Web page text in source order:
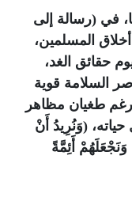
في (رسالة إلى
المسلمين،
حقائق الغد،
السلامة قوية
طغيان مظاهر
(وَنُرِيدُ أَنْ
أَئِمَّةً